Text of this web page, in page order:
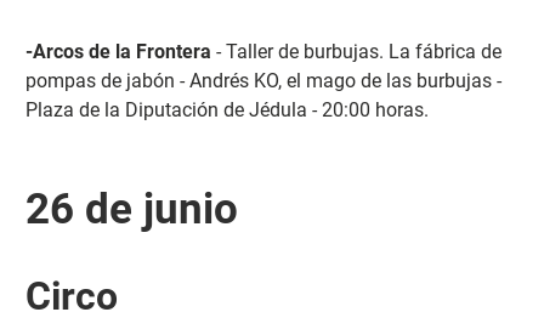
-Arcos de la Frontera - Taller de burbujas. La fábrica de
pompas de jabón - Andrés KO, el mago de las burbujas -
Plaza de la Diputación de Jédula - 20:00 horas.
26 de junio
Circo